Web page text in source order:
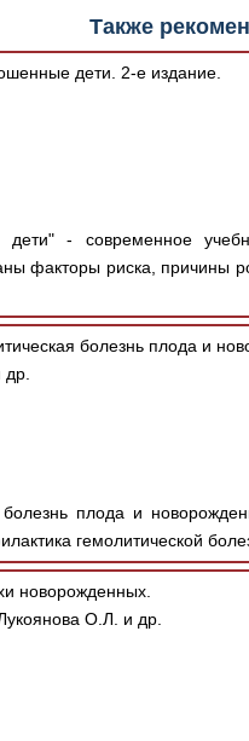
Также
дети. 2-е издание.
- современное
факторы риска,
болезнь плода и
болезнь плода и
гемолитической
новорожденных.
О.Л. и др.